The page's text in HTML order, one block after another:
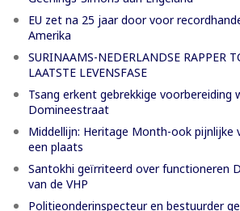
EU zet na 25 jaar door voor
Amerika
SURINAAMS-NEDERLANDSE RAPPER
LAATSTE LEVENSFASE
Tsang erkent gebrekkige voorbereiding
Domineestraat
Middellijn: Heritage Month-ook pijnlijke
een plaats
Santokhi geïrriteerd over functioneren
van de VHP
Politieonderinspecteur en bestuurder